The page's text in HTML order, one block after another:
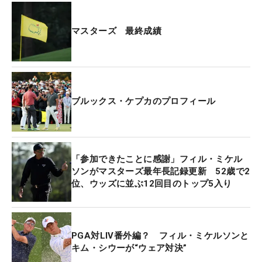
したケプカは前半からスコアを崩し、バックナイン
には逆に2打差でラームを追いかけた。しかし最終
的には「75」と崩れ、2位に終わった。
だが、同じLIVゴルフで戦うフィル・ミケルソン
（米国）が「65」をマークして猛追、ケプカと並ぶ
トータル8アンダーで2位に食い込んだ。同じく
2018年「マスターズ」覇者のパトリック・リード
（米国）も「72」と耐えて4位で終えた。
「もちろん勝てなかったことに、とても落胆してい
る…」と悔しがったケプカ。17～19年にメジャー4
勝を飾り“メジャーハンター”とも呼ばれたが、今大
会では最終日に力尽きることとなった。それでもよ
うやく膝、手首、腰の痛みから解放され「体さえ健
康であれば戦える」と自信も取り戻す。「LIVゴル
マスターズ 最終成績
ブルックス・ケプカのプロフィール
「参加できたことに感謝」フィル・ミケル
ソンがマスターズ最年長記録更新 52歳で2
位、ウッズに並ぶ12回目のトップ5入り
PGA対LIV番外編？ フィル・ミケルソンと
キム・シウーが“ウェア対決”